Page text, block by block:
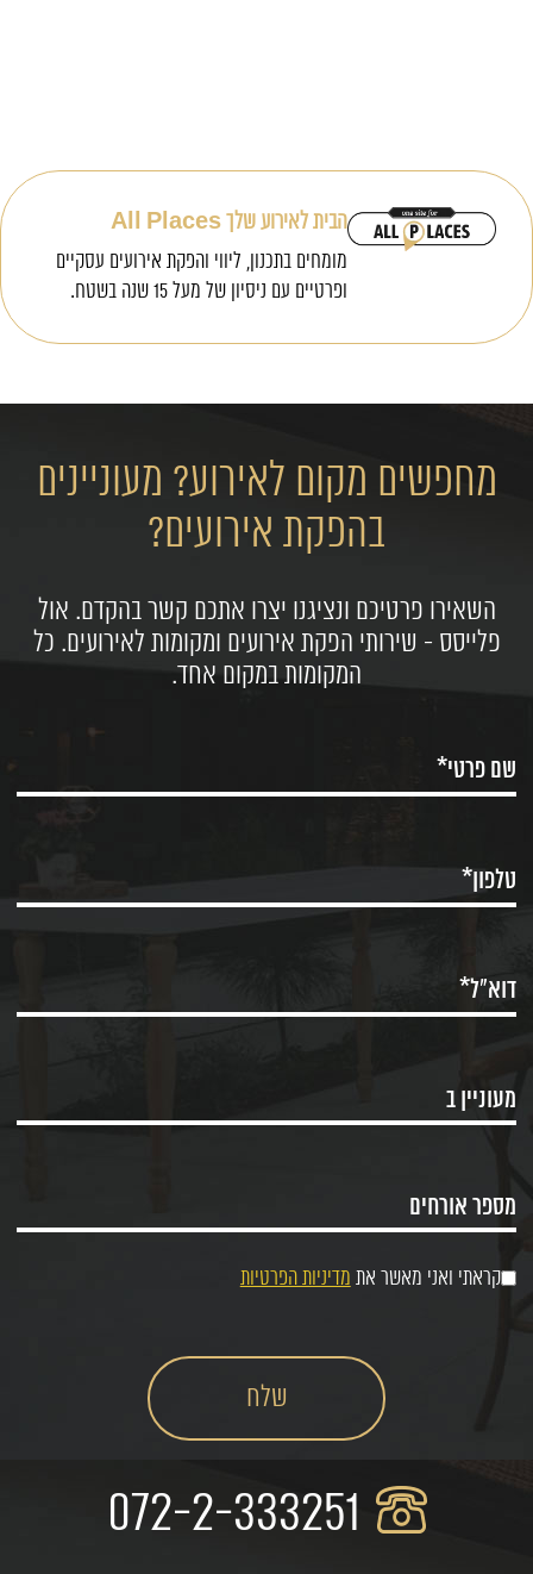
הבית לאירוע שלך All Places
מומחים בתכנון, ליווי והפקת אירועים עסקיים
ופרטיים עם ניסיון של מעל 15 שנה בשטח.
מחפשים מקום לאירוע? מעוניינים
בהפקת אירועים?
השאירו פרטיכם ונציגנו יצרו אתכם קשר בהקדם. אול
פלייסס - שירותי הפקת אירועים ומקומות לאירועים. כל
המקומות במקום אחד.
קראתי ואני מאשר את מדיניות הפרטיות